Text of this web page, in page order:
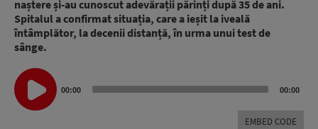
naștere și-au cunoscut adevărații părinți după 35 de ani.
Spitalul a confirmat situația, care a ieșit la iveală
întâmplător, la decenii distanță, în urma unui test de
sânge.
Audio
Player
00:00 00:00
EMBED CODE